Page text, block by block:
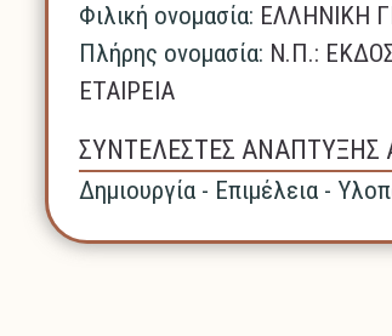
Φιλική ονομασία: ΕΛΛΗΝΙΚΗ
Πλήρης ονομασία: N.Π.:
ΕΤΑΙΡΕΙΑ
ΣΥΝΤΕΛΕΣΤΕΣ ΑΝΑΠΤΥΞΗΣ
Δημιουργία - Επιμέλεια -